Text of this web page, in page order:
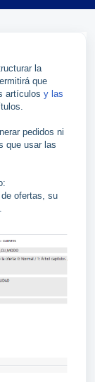
la
que
artículos y las
pedidos ni
que usar las
ofertas, su